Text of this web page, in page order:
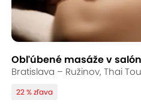
Obľúbené masáže v
Bratislava – Ružinov, Thai
22 % zľava